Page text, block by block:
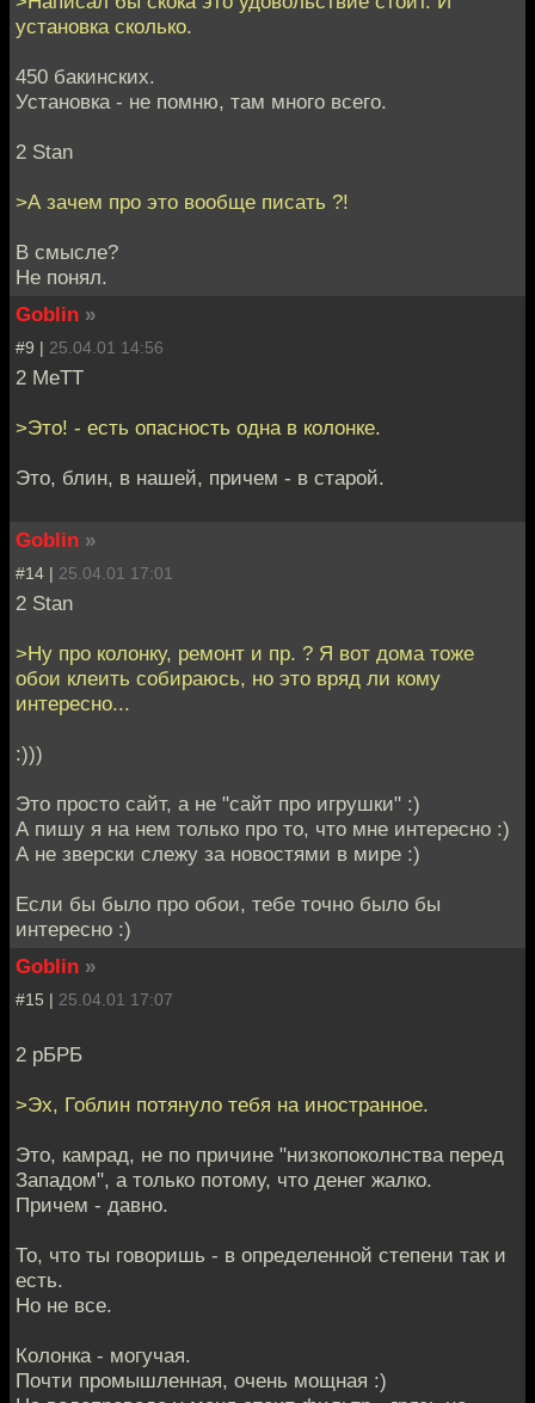
установка сколько.
450 бакинских.
Установка - не помню, там много всего.
2 Stan
>А зачем про это вообще писать ?!
В смысле?
Не понял.
Goblin »
#9 | 25.04.01 14:56
2 MeTT
>Это! - есть опасность одна в колонке.
Это, блин, в нашей, причем - в старой.
Goblin »
#14 | 25.04.01 17:01
2 Stan
>Ну про колонку, ремонт и пр. ? Я вот дома тоже
обои клеить собираюсь, но это вряд ли кому
интересно...
:)))
Это просто сайт, а не "сайт про игрушки" :)
А пишу я на нем только про то, что мне интересно :)
А не зверски слежу за новостями в мире :)
Если бы было про обои, тебе точно было бы
интересно :)
Goblin »
#15 | 25.04.01 17:07
2 рБРБ
>Эх, Гоблин потянуло тебя на иностранное.
Это, камрад, не по причине "низкопоколнства перед
Западом", а только потому, что денег жалко.
Причем - давно.
То, что ты говоришь - в определенной степени так и
есть.
Но не все.
Колонка - могучая.
Почти промышленная, очень мощная :)